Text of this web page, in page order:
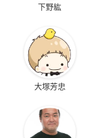
下野紘
大塚芳忠